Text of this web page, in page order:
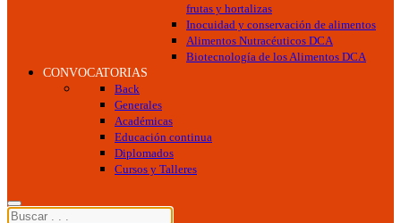
frutas y hortalizas
Inocuidad y conservación de alimentos
Alimentos Nutracéuticos DCA
Biotecnología de los Alimentos DCA
CONVOCATORIAS
Back
Generales
Académicas
Educación continua
Diplomados
Cursos y Talleres